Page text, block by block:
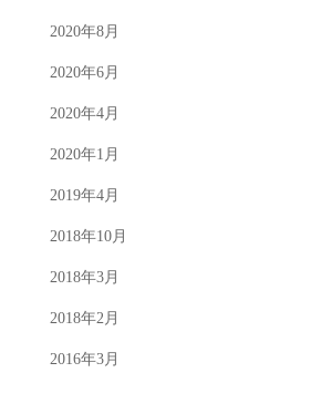
2020年8月
2020年6月
2020年4月
2020年1月
2019年4月
2018年10月
2018年3月
2018年2月
2016年3月